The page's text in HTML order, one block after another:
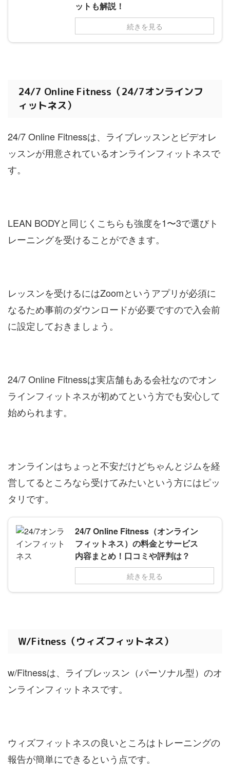
ットも解説！
続きを見る
24/7 Online Fitness（24/7オンラインフ
ィットネス）
24/7 Online Fitnessは、ライブレッスンとビデオレ
ッスンが用意されているオンラインフィットネスで
す。
LEAN BODYと同じくこちらも強度を1〜3で選びト
レーニングを受けることができます。
レッスンを受けるにはZoomというアプリが必須に
なるため事前のダウンロードが必要ですので入会前
に設定しておきましょう。
24/7 Online Fitnessは実店舗もある会社なのでオン
ラインフィットネスが初めてという方でも安心して
始められます。
オンラインはちょっと不安だけどちゃんとジムを経
営してるところなら受けてみたいという方にはピッ
タリです。
24/7 Online Fitness（オンライン
フィットネス）の料金とサービス
内容まとめ！口コミや評判は？
続きを見る
W/Fitness（ウィズフィットネス）
w/Fitnessは、ライブレッスン（パーソナル型）のオ
ンラインフィットネスです。
ウィズフィットネスの良いところはトレーニングの
報告が簡単にできるという点です。